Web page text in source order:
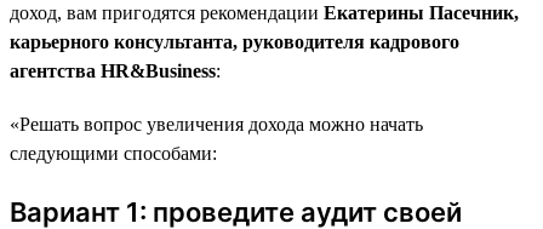
доход, вам пригодятся рекомендации Екатерины Пасечник,
карьерного консультанта, руководителя кадрового
агентства HR&Business:
«Решать вопрос увеличения дохода можно начать
следующими способами:
Вариант 1: проведите аудит своей